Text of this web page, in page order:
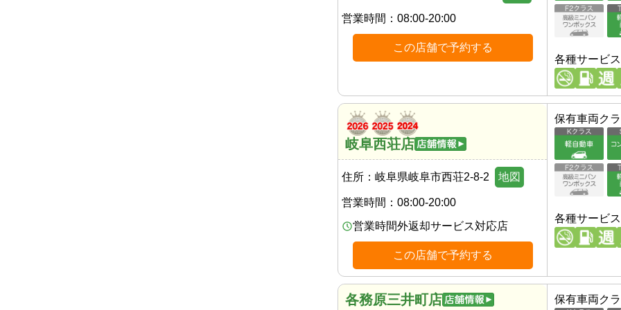
営業時間： 08:00-20:00
この店舗で予約する
各種サービス
岐阜西荘店
住所： 岐阜県岐阜市西荘2-8-2 地図
営業時間： 08:00-20:00
営業時間外返却サービス対応店
この店舗で予約する
保有車両ク
各種サービス
各務原三井町店 保有車両ク